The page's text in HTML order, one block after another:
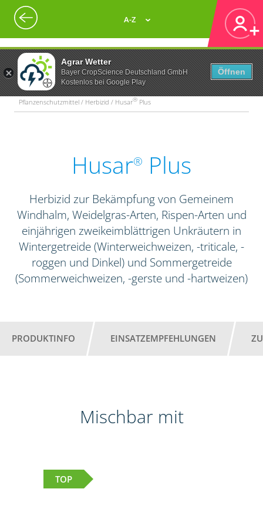
Agrar Wetter
Bayer CropScience Deutschland GmbH
Kostenlos bei Google Play
Öffnen
A-Z
Pflanzenschutzmittel / Herbizid / Husar® Plus
Husar® Plus
Herbizid zur Bekämpfung von Gemeinem
Windhalm, Weidelgras-Arten, Rispen-Arten und
einjährigen zweikeimblättrigen Unkräutern in
Wintergetreide (Winterweichweizen, -triticale, -
roggen und Dinkel) und Sommergetreide
(Sommerweichweizen, -gerste und -hartweizen)
PRODUKTINFO EINSATZEMPFEHLUNGEN
Mischbar mit
TOP